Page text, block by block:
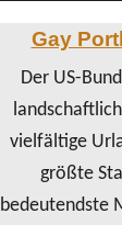
Gay
Der US-
vielfältige
größte
bedeutendste